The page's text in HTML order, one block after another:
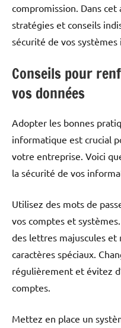
compromission. Dans
stratégies et conseils
sécurité de vos systèmes
Conseils pour
vos données
Adopter les bonnes
informatique est crucial
votre entreprise. Voici
la sécurité de vos
Utilisez des mots de
vos comptes et
des lettres majuscules et
caractères spéciaux.
régulièrement et évitez
comptes.
Mettez en place un